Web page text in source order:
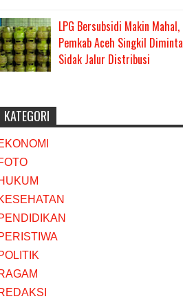
LPG Bersubsidi Makin Mahal,
Pemkab Aceh Singkil Diminta
Sidak Jalur Distribusi
KATEGORI